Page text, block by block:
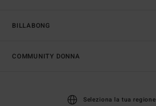
BILLABONG
COMMUNITY DONNA
Seleziona la tua regione